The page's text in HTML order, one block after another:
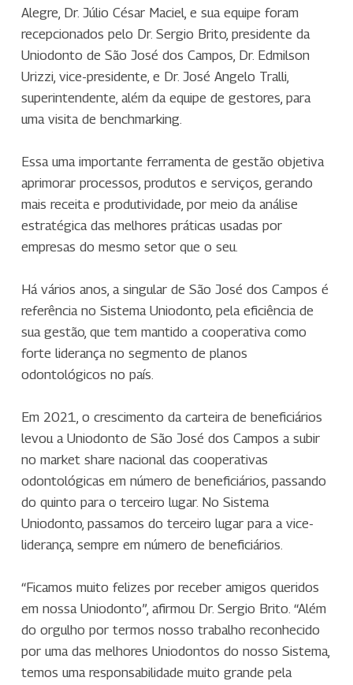
Alegre, Dr. Júlio César Maciel, e sua equipe foram
recepcionados pelo Dr. Sergio Brito, presidente da
Uniodonto de São José dos Campos, Dr. Edmilson
Urizzi, vice-presidente, e Dr. José Angelo Tralli,
superintendente, além da equipe de gestores, para
uma visita de benchmarking.
Essa uma importante ferramenta de gestão objetiva
aprimorar processos, produtos e serviços, gerando
mais receita e produtividade, por meio da análise
estratégica das melhores práticas usadas por
empresas do mesmo setor que o seu.
Há vários anos, a singular de São José dos Campos é
referência no Sistema Uniodonto, pela eficiência de
sua gestão, que tem mantido a cooperativa como
forte liderança no segmento de planos
odontológicos no país.
Em 2021, o crescimento da carteira de beneficiários
levou a Uniodonto de São José dos Campos a subir
no market share nacional das cooperativas
odontológicas em número de beneficiários, passando
do quinto para o terceiro lugar. No Sistema
Uniodonto, passamos do terceiro lugar para a vice-
liderança, sempre em número de beneficiários.
“Ficamos muito felizes por receber amigos queridos
em nossa Uniodonto”, afirmou Dr. Sergio Brito. “Além
do orgulho por termos nosso trabalho reconhecido
por uma das melhores Uniodontos do nosso Sistema,
temos uma responsabilidade muito grande pela